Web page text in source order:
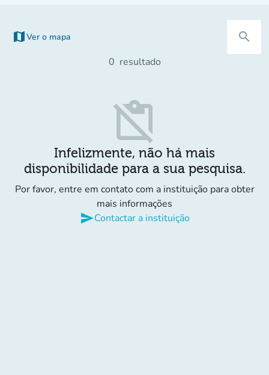
map Ver o mapa
(novo separador) search
0 resultado
content_paste_off
Infelizmente, não há mais
disponibilidade para a sua pesquisa.
Por favor, entre em contato com a instituição para obter
mais informações
sendContactar a instituição